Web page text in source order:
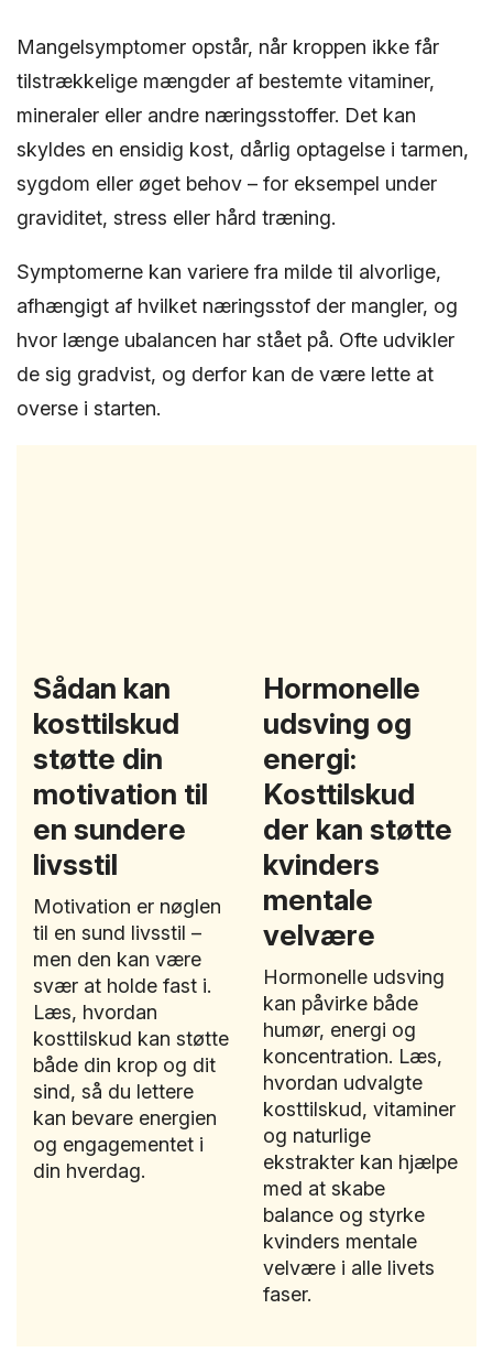
Mangelsymptomer opstår, når kroppen ikke får
tilstrækkelige mængder af bestemte vitaminer,
mineraler eller andre næringsstoffer. Det kan
skyldes en ensidig kost, dårlig optagelse i tarmen,
sygdom eller øget behov – for eksempel under
graviditet, stress eller hård træning.
Symptomerne kan variere fra milde til alvorlige,
afhængigt af hvilket næringsstof der mangler, og
hvor længe ubalancen har stået på. Ofte udvikler
de sig gradvist, og derfor kan de være lette at
overse i starten.
Sådan kan
kosttilskud
støtte din
motivation til
en sundere
livsstil
Motivation er nøglen
til en sund livsstil –
men den kan være
svær at holde fast i.
Læs, hvordan
kosttilskud kan støtte
både din krop og dit
sind, så du lettere
kan bevare energien
og engagementet i
din hverdag.
Hormonelle
udsving og
energi:
Kosttilskud
der kan støtte
kvinders
mentale
velvære
Hormonelle udsving
kan påvirke både
humør, energi og
koncentration. Læs,
hvordan udvalgte
kosttilskud, vitaminer
og naturlige
ekstrakter kan hjælpe
med at skabe
balance og styrke
kvinders mentale
velvære i alle livets
faser.